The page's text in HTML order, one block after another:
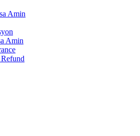
Amin
Amin